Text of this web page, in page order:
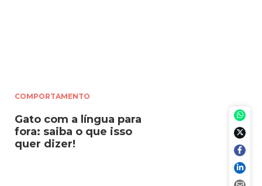
COMPORTAMENTO
Gato com a língua para
fora: saiba o que isso
quer dizer!